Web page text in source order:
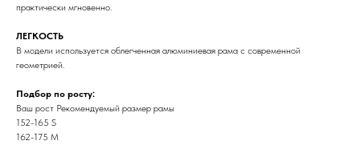
практически мгновенно.
ЛЕГКОСТЬ
В модели используется облегченная алюминиевая рама с современной
геометрией.
Подбор по росту:
Ваш рост Рекомендуемый размер рамы
152-165 S
162-175 M